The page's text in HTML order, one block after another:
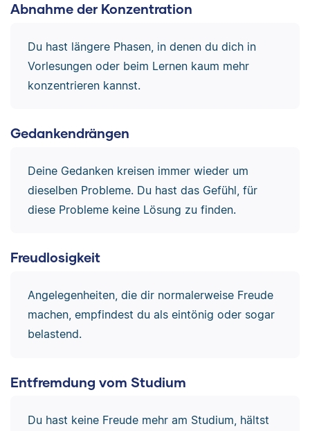
Abnahme der Konzentration
Du hast längere Phasen, in denen du dich in
Vorlesungen oder beim Lernen kaum mehr
konzentrieren kannst.
Gedankendrängen
Deine Gedanken kreisen immer wieder um
dieselben Probleme. Du hast das Gefühl, für
diese Probleme keine Lösung zu finden.
Freudlosigkeit
Angelegenheiten, die dir normalerweise Freude
machen, empfindest du als eintönig oder sogar
belastend.
Entfremdung vom Studium
Du hast keine Freude mehr am Studium, hältst